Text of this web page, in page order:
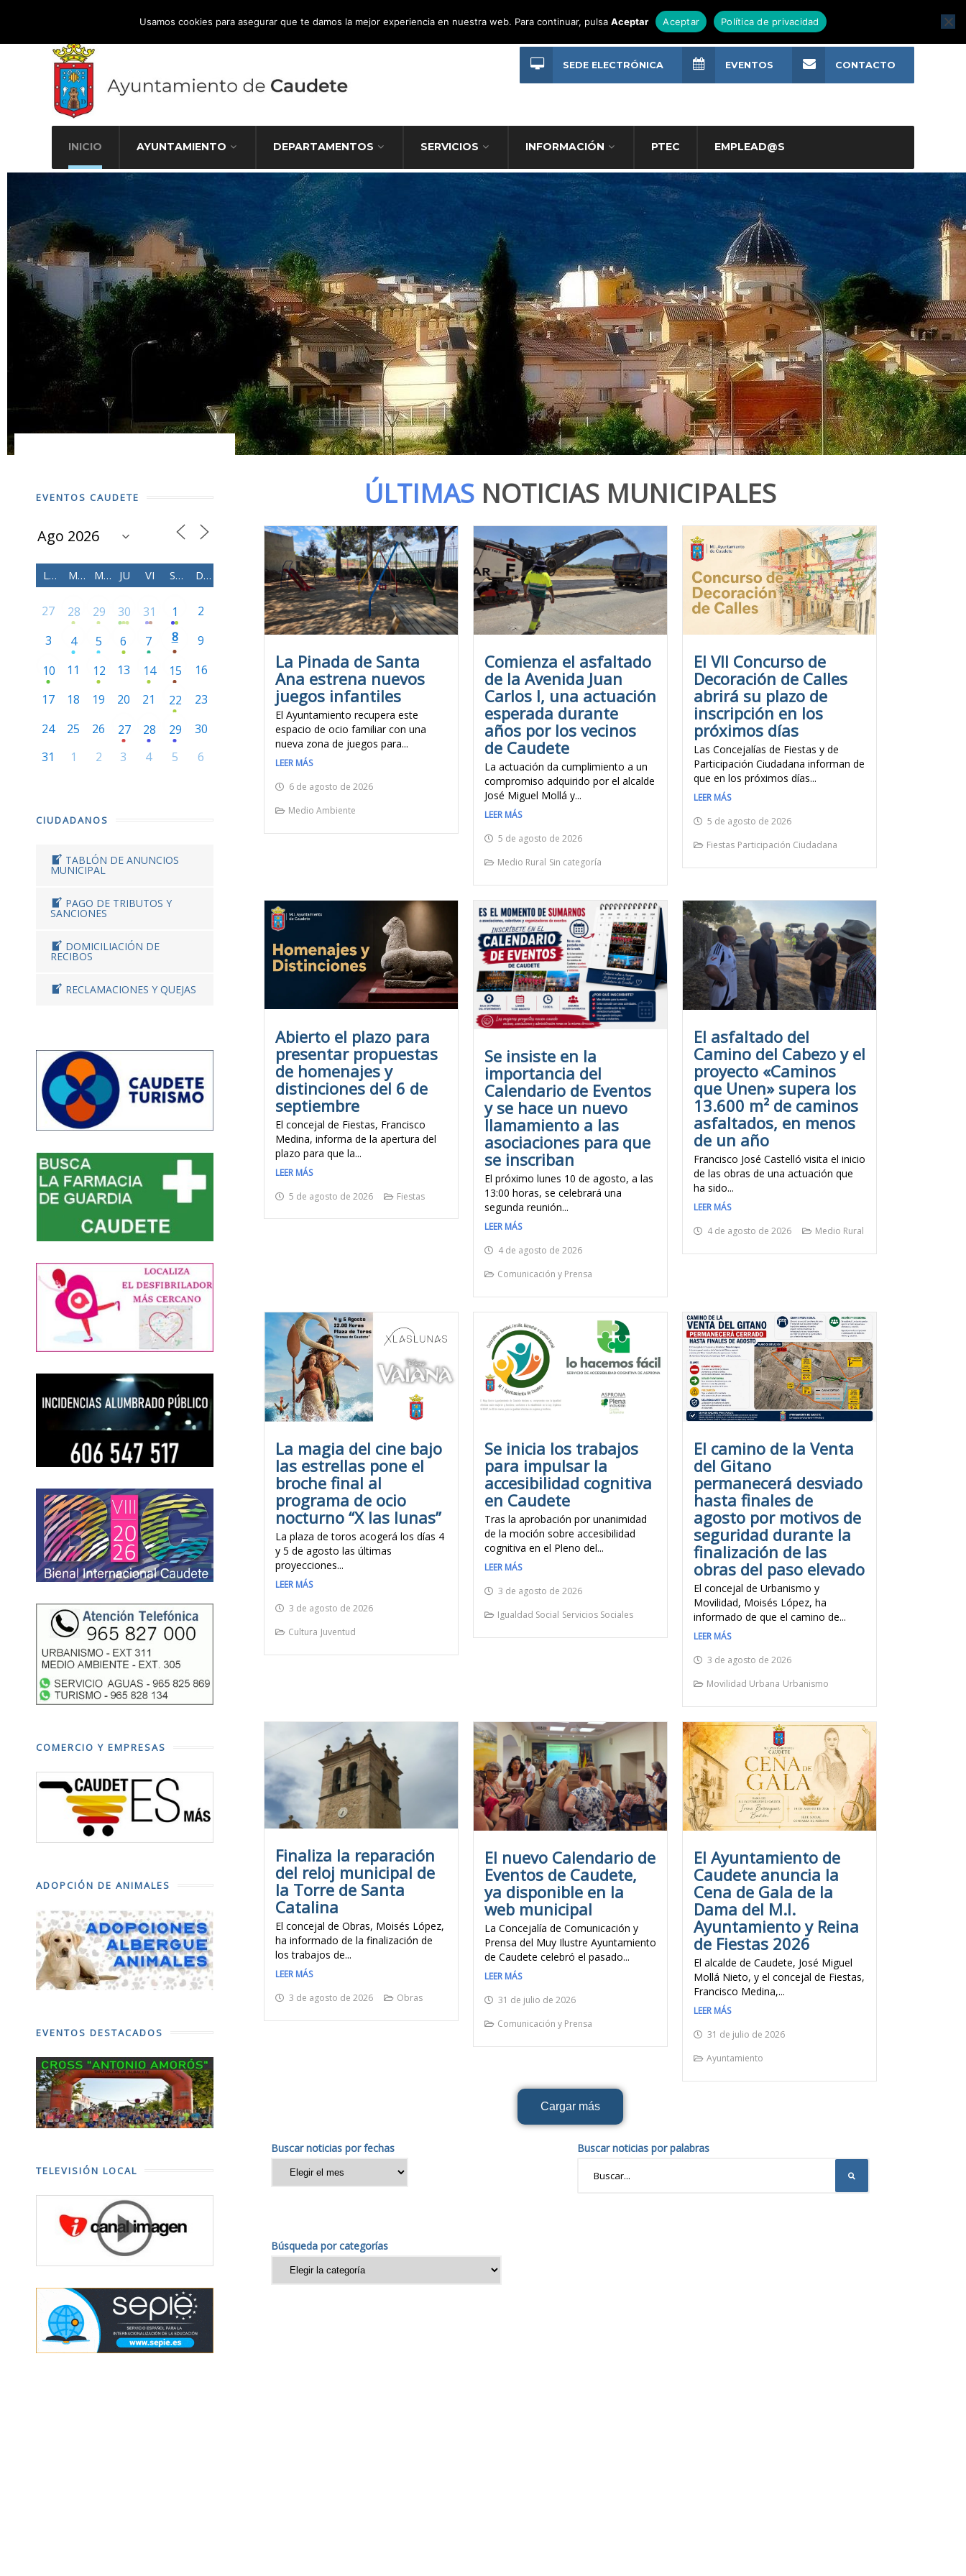
Atención Ciudadana 965 827 000
INICIO AYUNTAMIENTO DEPARTAMENTOS SERVICIOS INFORMACIÓN PTEC EMPLEAD@S
SEDE ELECTRÓNICA EVENTOS CONTACTO
EVENTOS CAUDETE
LU MA MI JU VI SÁ DO
27 28 29 30 31 1
2
3
4 5 6 7 8
9
10
11 12 13 14 15
16
17
18 19 20 21 22
23
24
25 26 27 28 29
30
31
1 2 3 4 5 6
CIUDADANOS
TABLÓN DE ANUNCIOS
MUNICIPAL
PAGO DE TRIBUTOS Y
SANCIONES
DOMICILIACIÓN DE
RECIBOS
RECLAMACIONES Y QUEJAS
COMERCIO Y EMPRESAS
ADOPCIÓN DE ANIMALES
EVENTOS DESTACADOS
TELEVISIÓN LOCAL
ÚLTIMAS NOTICIAS MUNICIPALES
La Pinada de Santa
Ana estrena nuevos
juegos infantiles
El Ayuntamiento recupera este
espacio de ocio familiar con una
nueva zona de juegos para...
LEER MÁS
6 de agosto de 2026
Medio Ambiente
Comienza el asfaltado
de la Avenida Juan
Carlos I, una actuación
esperada durante
años por los vecinos
de Caudete
La actuación da cumplimiento a un
compromiso adquirido por el alcalde
José Miguel Mollá y...
LEER MÁS
5 de agosto de 2026
Medio Rural Sin categoría
El VII Concurso de
Decoración de Calles
abrirá su plazo de
inscripción en los
próximos días
Las Concejalías de Fiestas y de
Participación Ciudadana informan de
que en los próximos días...
LEER MÁS
5 de agosto de 2026
Fiestas Participación Ciudadana
Abierto el plazo para
presentar propuestas
de homenajes y
distinciones del 6 de
septiembre
El concejal de Fiestas, Francisco
Medina, informa de la apertura del
plazo para que la...
LEER MÁS
5 de agosto de 2026
Fiestas
Se insiste en la
importancia del
Calendario de Eventos
y se hace un nuevo
llamamiento a las
asociaciones para que
se inscriban
El próximo lunes 10 de agosto, a las
13:00 horas, se celebrará una
segunda reunión...
LEER MÁS
4 de agosto de 2026
Comunicación y Prensa
El asfaltado del
Camino del Cabezo y el
proyecto «Caminos
que Unen» supera los
13.600 m² de caminos
asfaltados, en menos
de un año
Francisco José Castelló visita el inicio
de las obras de una actuación que
ha sido...
LEER MÁS
4 de agosto de 2026
Medio Rural
La magia del cine bajo
las estrellas pone el
broche final al
programa de ocio
nocturno “X las lunas”
La plaza de toros acogerá los días 4
y 5 de agosto las últimas
proyecciones...
LEER MÁS
3 de agosto de 2026
Cultura Juventud
Se inicia los trabajos
para impulsar la
accesibilidad cognitiva
en Caudete
Tras la aprobación por unanimidad
de la moción sobre accesibilidad
cognitiva en el Pleno del...
LEER MÁS
3 de agosto de 2026
Igualdad Social Servicios Sociales
El camino de la Venta
del Gitano
permanecerá desviado
hasta finales de
agosto por motivos de
seguridad durante la
finalización de las
obras del paso elevado
El concejal de Urbanismo y
Movilidad, Moisés López, ha
informado de que el camino de...
LEER MÁS
3 de agosto de 2026
Movilidad Urbana Urbanismo
Finaliza la reparación
del reloj municipal de
la Torre de Santa
Catalina
El concejal de Obras, Moisés López,
ha informado de la finalización de
los trabajos de...
LEER MÁS
3 de agosto de 2026
Obras
El nuevo Calendario de
Eventos de Caudete,
ya disponible en la
web municipal
La Concejalía de Comunicación y
Prensa del Muy Ilustre Ayuntamiento
de Caudete celebró el pasado...
LEER MÁS
31 de julio de 2026
Comunicación y Prensa
El Ayuntamiento de
Caudete anuncia la
Cena de Gala de la
Dama del M.I.
Ayuntamiento y Reina
de Fiestas 2026
El alcalde de Caudete, José Miguel
Mollá Nieto, y el concejal de Fiestas,
Francisco Medina,...
LEER MÁS
31 de julio de 2026
Ayuntamiento
Cargar más
Buscar noticias por fechas Buscar noticias por palabras
Búsqueda por categorías
Usamos cookies para asegurar que te damos la mejor experiencia en nuestra web. Para continuar, pulsaAceptar Aceptar Política de privacidad